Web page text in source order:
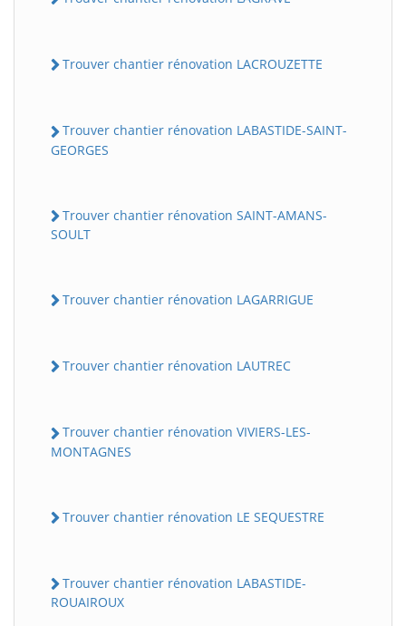
Trouver chantier rénovation LACROUZETTE
Trouver chantier rénovation LABASTIDE-SAINT-
GEORGES
Trouver chantier rénovation SAINT-AMANS-
SOULT
Trouver chantier rénovation LAGARRIGUE
Trouver chantier rénovation LAUTREC
Trouver chantier rénovation VIVIERS-LES-
MONTAGNES
Trouver chantier rénovation LE SEQUESTRE
Trouver chantier rénovation LABASTIDE-
ROUAIROUX